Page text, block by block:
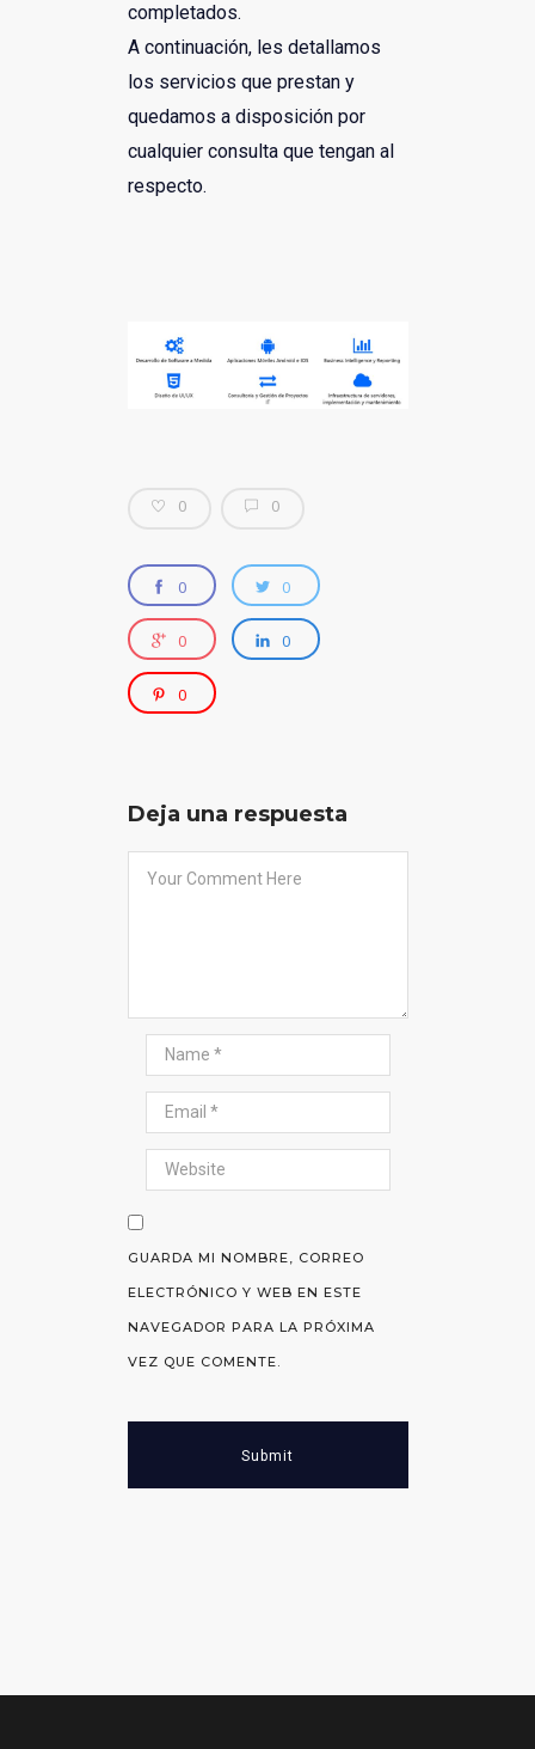
completados.
A continuación, les detallamos
los servicios que prestan y
quedamos a disposición por
cualquier consulta que tengan al
respecto.
0 0
0 0
0 0
0
Deja una respuesta
GUARDA MI NOMBRE, CORREO
ELECTRÓNICO Y WEB EN ESTE
NAVEGADOR PARA LA PRÓXIMA
VEZ QUE COMENTE.